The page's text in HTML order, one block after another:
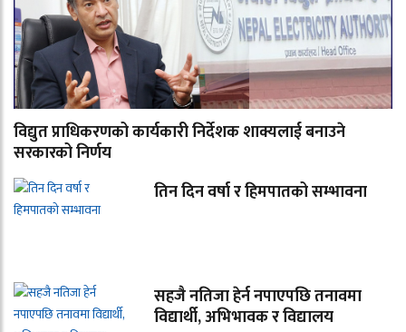
विद्युत प्राधिकरणको कार्यकारी निर्देशक शाक्यलाई बनाउने
सरकारको निर्णय
तिन दिन वर्षा र हिमपातको सम्भावना
सहजै नतिजा हेर्न नपाएपछि तनावमा
विद्यार्थी, अभिभावक र विद्यालय